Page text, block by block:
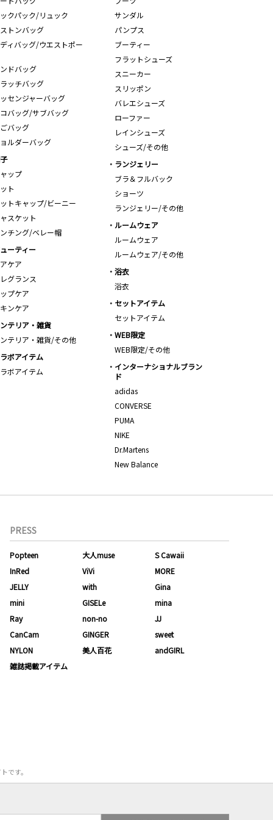
クパック/リュック
トンバッグ
ィバッグ/ウエストポー
ドバッグ
ッチバッグ
センジャーバッグ
バッグ/サブバッグ
バッグ
ルダーバッグ
サンダル
パンプス
ブーティー
フラットシューズ
スニーカー
スリッポン
バレエシューズ
ローファー
レインシューズ
シューズ/その他
ップ
ト
トキャップ/ビーニー
スケット
チング/ベレー帽
ランジェリー
ブラ＆フルバック
ショーツ
ランジェリー/その他
ルームウェア
ルームウェア
ルームウェア/その他
ーティー
ケア
グランス
プケア
ンケア
浴衣
浴衣
セットアイテム
セットアイテム
テリア・雑貨
テリア・雑貨/その他
WEB限定
WEB限定/その他
ボアイテム
ボアイテム
インターナショナルブラン
ド
adidas
CONVERSE
PUMA
NIKE
Dr.Martens
New Balance
PRESS
Popteen 大人muse
S Cawaii
InRed
ViVi
MORE
JELLY
with
Gina
mini
GISELe
mina
Ray
non-no
JJ
CanCam
GINGER
sweet
NYLON
美人百花
andGIRL
雑誌掲載アイテム
です。